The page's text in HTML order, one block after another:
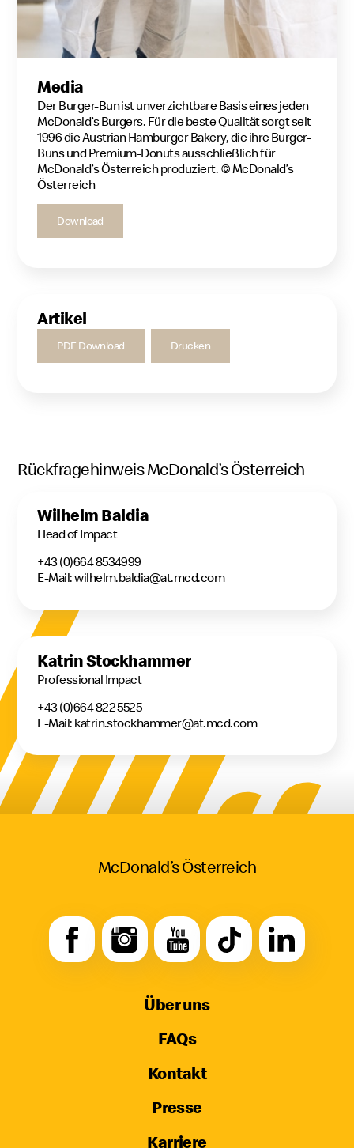
Media
Der Burger-Bun ist unverzichtbare Basis eines jeden
McDonald’s Burgers. Für die beste Qualität sorgt seit
1996 die Austrian Hamburger Bakery, die ihre Burger-
Buns und Premium-Donuts ausschließlich für
McDonald’s Österreich produziert. © McDonald’s
Österreich
Download
Artikel
PDF Download Drucken
Rückfragehinweis McDonald’s Österreich
Wilhelm Baldia
Head of Impact
+43 (0)664 8534999
E-Mail: wilhelm.baldia@at.mcd.com
Katrin Stockhammer
Professional Impact
+43 (0)664 822 5525
E-Mail: katrin.stockhammer@at.mcd.com
McDonald’s Österreich
Über uns
FAQs
Kontakt
Presse
Karriere